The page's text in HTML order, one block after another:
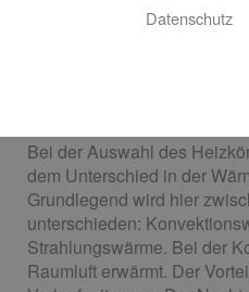
Sie planen einen Neubau
Bei der Auswahl des
dem Unterschied in der
Grundlegend wird hier
unterschieden:
Strahlungswärme. Bei der
Raumluft erwärmt. Der
Datenschutz